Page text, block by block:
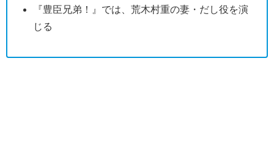
『豊臣兄弟！』では、荒木村重の妻・だし役を演
じる